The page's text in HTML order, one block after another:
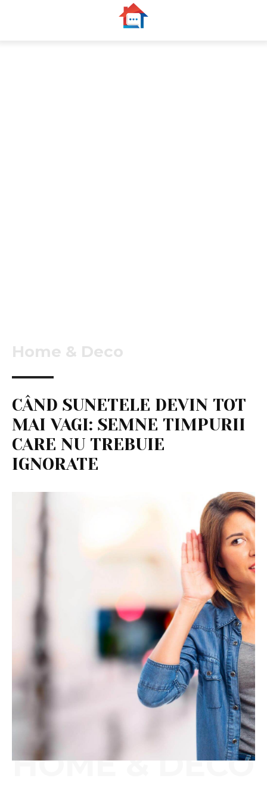
Home & Deco
CÂND SUNETELE DEVIN TOT
MAI VAGI: SEMNE TIMPURII
CARE NU TREBUIE
IGNORATE
HOME & DECO